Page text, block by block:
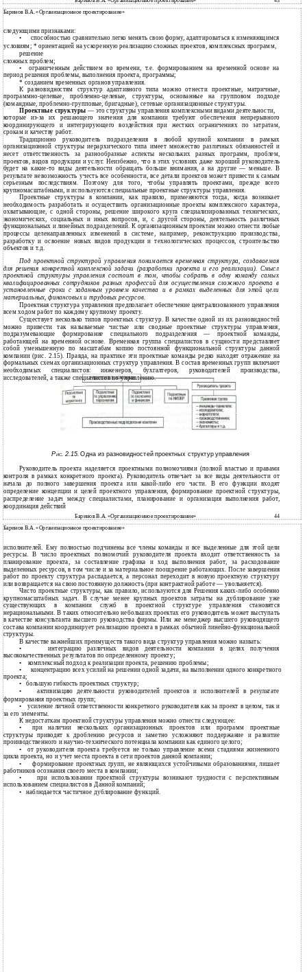
Баринов В.А. «Организационное проектирование»
следующими признаками:
•
способностью сравнительно легко менять свою форму, адаптироваться к изменяющимся
условиям; * ориентацией на ускоренную реализацию сложных проектов, комплексных программ,
решение
сложных проблем;
•
ограниченным действием во времени, т.е. формированием на временной основе на
период решения проблемы, выполнения проекта, программы;
* созданием временных органов управления.
К разновидностям структур адаптивного типа можно отнести проектные, матричные,
программно-целевые, проблемно-целевые, структуры, основанные на групповом подходе
(командные, проблемно-групповые, бригадные), сетевые организационные структуры.
Проектные структуры — это структуры управления комплексными видами деятельности,
которые из-за их решающего значения для компании требуют обеспечения непрерывного
координирующего и интегрирующего воздействия при жестких ограничениях по затратам,
срокам и качеству работ.
Традиционно руководитель подразделения в любой крупной компании в рамках
организационной структуры иерархического типа имеет множество различных обязанностей и
несет ответственность за разнообразные аспекты нескольких разных программ, проблем,
проектов, видов продукции и услуг. Неизбежно, что в этих условиях даже хороший руководитель
будет на какие-то виды деятельности обращать больше внимания, а на другие — меньше. В
результате невозможность учесть все особенности, все детали проектов может привести к самым
серьезным последствиям. Поэтому для того, чтобы управлять проектами, прежде всего
крупномасштабными, и используются специальные проектные структуры управления.
Проектные структуры в компании, как правило, применяются тогда, когда возникает
необходимость разработать и осуществить организационные проекты комплексного характера,
охватывающие, с одной стороны, решение широкого круга специализированных технических,
экономических, социальных и иных вопросов, и, с другой стороны, деятельность различных
функциональных и линейных подразделений. К организационным проектам можно отнести любые
процессы целенаправленных изменений в системе, например, реконструкцию производства,
разработку и освоение новых видов продукции и технологических процессов, строительство
объектов и т.д.
Под проектной структурой управления понимается временная структура, создаваемая
для решения конкретной комплексной задачи (разработки проекта и его реализации). Смысл
проектной структуры управления состоит в том, чтобы собрать в одну команду самых
квалифицированных сотрудников разных профессий для осуществления сложного проекта в
установленные сроки с заданным уровнем качества и в рамках выделенных для этой цели
материальных, финансовых и трудовых ресурсов.
Проектная структура управления предполагает обеспечение централизованного управления
всем ходом работ по каждому крупному проекту.
Существует несколько типов проектных структур. В качестве одной из их разновидностей
можно привести так называемые чистые или сводные проектные структуры управления,
подразумевающие формирование специального подразделения — проектной команды,
работающей на временной основе. Временная группа специалистов в сущности представляет
собой уменьшенную по масштабам копию постоянной функциональной структуры данной
компании (рис. 2.15). Правда, на практике эти проектные команды редко находят отражение на
формальных схемах организационных структур управления. В состав временных групп включают
необходимых специалистов: инженеров, бухгалтеров, руководителей производства,
исследователей, а также специалистов по управлению.
РИС. 2.15.Одна из разновидностей проектных структур управления
Руководитель проекта наделяется проектными полномочиями (полной властью и правами
контроля в рамках конкретного проекта). Руководитель отвечает за все виды деятельности от
начала до полного завершения проекта или какой-либо его части. В его функции входят
определение концепции и целей проектного управления, формирование проектной структуры,
распределение задач между специалистами, планирование и организация выполнения работ,
координация действий
Баринов В.А. «Организационное проектирование» 44
Баринов В.А. «Организационное проектирование»
исполнителей. Ему полностью подчинены все члены команды и все выделенные для этой цели
ресурсы. В число проектных полномочий руководителя проекта входит ответственность за
планирование проекта, за составление графика и ход выполнения работ, за расходование
выделенных ресурсов, в том числе и за материальное поощрение работающих. После завершения
работ по проекту структура распадается, а персонал переходит в новую проектную структуру
или возвращается на свою постоянную должность (при контрактной работе — увольняется).
Чисто проектные структуры, как правило, используются для Решения каких-либо особенно
крупномасштабных задач. В случае менее крупных проектов затраты на дублирование уже
существующих в компании служб в проектной структуре управления становятся
нерациональными. В таких относительно небольших проектах его руководитель может выступать
в качестве консультанта высшего руководства фирмы. Или же менеджер высшего руководящего
состава компании координирует реализацию проекта в рамках обычной линейно-функциональной
структуры.
В качестве важнейших преимуществ такого вида структур управления можно назвать:
•
интеграцию различных видов деятельности компании в целях получения
высококачественных результатов по определенному проекту;
•
комплексный подход к реализации проекта, решению проблемы;
•
концентрацию всех усилий на решении одной задачи, на выполнении одного конкретного
проекта;
• большую гибкость проектных структур;
• активизацию деятельности руководителей проектов и исполнителей в результате
формирования проектных групп;
•
усиление личной ответственности конкретного руководителя как за проект в целом, так и
за его элементы.
К недостаткам проектной структуры управления можно отнести следующее:
• при наличии нескольких организационных проектов или программ проектные
структуры приводят к дроблению ресурсов и заметно усложняют поддержание и развитие
производственного инаучно-технического потенциала компании как единого целого;
•
от руководителя проекта требуется не только управление всеми стадиями жизненного
цикла проекта, но и учет места проекта в сети проектов данной компании;
•
формирование проектных групп, не являющихся устойчивыми образованиями, лишает
работников осознания своего места в компании;
•
при использовании проектной структуры возникают трудности с перспективным
использованием специалистов в Данной компаний;
• наблюдается частичное дублирование функций.